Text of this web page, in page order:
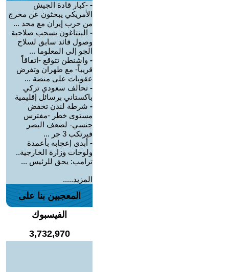
- -كبار قادة الجيش
الأمريكي يبحثون عن مخرج
من حرب إيران مع محد ...
- البنتاغون يسحب صلاحية
وصول قائد سابق لسلاح
الجو إلى المعلوما ...
- واشنطن تتوقع -اتفاقاً
قريباً- مع طهران وتفرض
عقوبات على منصة ...
- تحالف سعودي تركي
باكستاني برسائل إقليمية
- شرطة لندن تخفض
مستوى خطر -مفترس
جنسي- لضعف البصر
فيرتكب 3 جر ...
- أبدى إعجابه بأعمدة
ولوحات وزارة الخارجية..
ترامب: يحق للرئيس ...
المزيد.....
المعجبين بنا على
الفيسبوك
3,732,970